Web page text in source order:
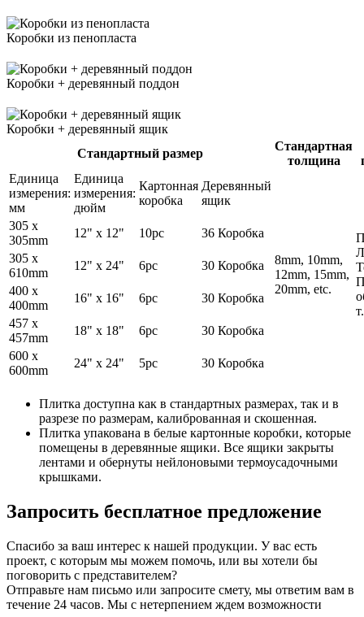
Коробки из пенопласта
Коробки + деревянный поддон
Коробки + деревянный ящик
Стандартный размер
Стандартная
толщина
Единица
измерения:
мм
Единица
измерения:
дюйм
Картонная
коробка
Деревянный
ящик
8mm, 10mm,
12mm, 15mm,
20mm, etc.
305 x
305mm
12" x 12" 10pc
36 Коробка
305 x
610mm
12" x 24" 6pc
30 Коробка
400 x
400mm
16" x 16" 6pc
30 Коробка
457 x
457mm
18" x 18" 6pc
30 Коробка
600 x
600mm
24" x 24" 5pc 30 Коробка
Плитка доступна как в стандартных размерах, так и в
разрезе по размерам, калиброванная и скошенная.
Плитка упакована в белые картонные коробки, которые
помещены в деревянные ящики. Все ящики закрыты
лентами и обернуты нейлоновыми термоусадочными
крышками.
Запросить бесплатное предложение
Спасибо за ваш интерес к нашей продукции. У вас есть
проект, с которым мы можем помочь, или вы хотели бы
поговорить с представителем?
Отправьте нам письмо или запросите смету, мы ответим вам в
течение 24 часов. Мы с нетерпением ждем возможности